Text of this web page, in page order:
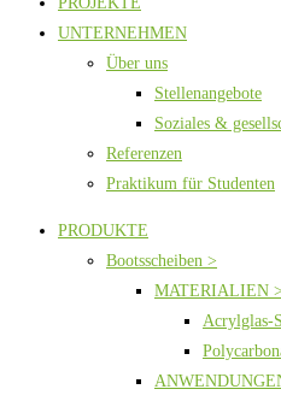
UNTERNEHMEN
Über uns
Stellenangebote
Soziales &
Referenzen
Praktikum für Studenten
PRODUKTE
Bootsscheiben >
MATERIALIEN >
Acrylglas-